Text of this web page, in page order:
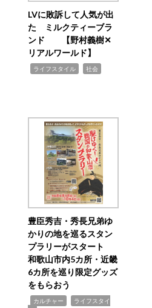
LVに敗訴して人気が出
た ミルクティーブラ
ンド 【野村義樹✕
リアルワールド】
ライフスタイル 社会
豊臣秀吉・秀長兄弟ゆ
かりの地を巡るスタン
プラリーがスタート
和歌山市内5カ所・近畿
6カ所を巡り限定グッズ
をもらおう
カルチャー
ライフスタイ